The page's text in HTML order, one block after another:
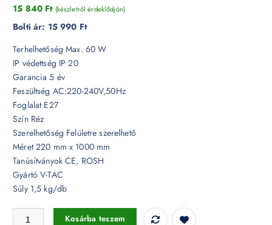
15 840 Ft (készletről érdeklődjön)
Bolti ár: 15 990 Ft
Terhelhetőség Max. 60 W
IP védettség IP 20
Garancia 5 év
Feszültség AC:220-240V,50Hz
Foglalat E27
Szín Réz
Szerelhetőség Felületre szerelhető
Méret 220 mm x 1000 mm
Tanúsítványok CE, ROSH
Gyártó V-TAC
Súly 1,5 kg/db
Modern réz csillár Ø220 - 3711 mennyiség
Kosárba teszem